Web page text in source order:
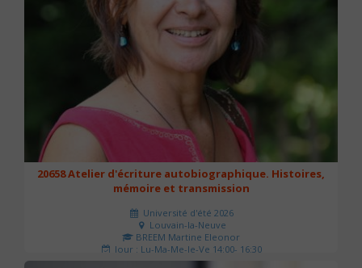
20658 Atelier d'écriture autobiographique. Histoires,
mémoire et transmission
Université d'été 2026
Louvain-la-Neuve
BREEM Martine Eleonor
Jour : Lu-Ma-Me-Je-Ve 14:00- 16:30
Nombre de séances : 3